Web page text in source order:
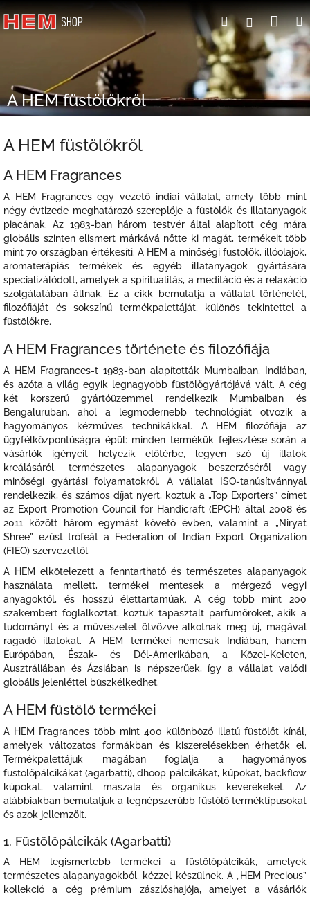
Keresés
A HEM füstölőkről
A HEM füstölőkről
A HEM Fragrances
A HEM Fragrances egy vezető indiai vállalat, amely több mint
négy évtizede meghatározó szereplője a füstölők és illatanyagok
piacának. Az 1983-ban három testvér által alapított cég mára
globális szinten elismert márkává nőtte ki magát, termékeit több
mint 70 országban értékesíti. A HEM a minőségi füstölők, illóolajok,
aromaterápiás termékek és egyéb illatanyagok gyártására
specializálódott, amelyek a spiritualitás, a meditáció és a relaxáció
szolgálatában állnak. Ez a cikk bemutatja a vállalat történetét,
filozófiáját és sokszínű termékpalettáját, különös tekintettel a
füstölőkre.
A HEM Fragrances története és filozófiája
A HEM Fragrances-t 1983-ban alapították Mumbaiban, Indiában,
és azóta a világ egyik legnagyobb füstölőgyártójává vált. A cég
két korszerű gyártóüzemmel rendelkezik Mumbaiban és
Bengaluruban, ahol a legmodernebb technológiát ötvözik a
hagyományos kézműves technikákkal. A HEM filozófiája az
ügyfélközpontúságra épül: minden termékük fejlesztése során a
vásárlók igényeit helyezik előtérbe, legyen szó új illatok
kreálásáról, természetes alapanyagok beszerzéséről vagy
minőségi gyártási folyamatokról. A vállalat ISO-tanúsítvánnyal
rendelkezik, és számos díjat nyert, köztük a „Top Exporters” címet
az Export Promotion Council for Handicraft (EPCH) által 2008 és
2011 között három egymást követő évben, valamint a „Niryat
Shree” ezüst trófeát a Federation of Indian Export Organization
(FIEO) szervezettől.
A HEM elkötelezett a fenntartható és természetes alapanyagok
használata mellett, termékei mentesek a mérgező vegyi
anyagoktól, és hosszú élettartamúak. A cég több mint 200
szakembert foglalkoztat, köztük tapasztalt parfümőröket, akik a
tudományt és a művészetet ötvözve alkotnak meg új, magával
ragadó illatokat. A HEM termékei nemcsak Indiában, hanem
Európában, Észak- és Dél-Amerikában, a Közel-Keleten,
Ausztráliában és Ázsiában is népszerűek, így a vállalat valódi
globális jelenléttel büszkélkedhet.
A HEM füstölő termékei
A HEM Fragrances több mint 400 különböző illatú füstölőt kínál,
amelyek változatos formákban és kiszerelésekben érhetők el.
Termékpalettájuk magában foglalja a hagyományos
füstölőpálcikákat (agarbatti), dhoop pálcikákat, kúpokat, backflow
kúpokat, valamint maszala és organikus keverékeket. Az
alábbiakban bemutatjuk a legnépszerűbb füstölő terméktípusokat
és azok jellemzőit.
1. Füstölőpálcikák (Agarbatti)
A HEM legismertebb termékei a füstölőpálcikák, amelyek
természetes alapanyagokból, kézzel készülnek. A „HEM Precious”
kollekció a cég prémium zászlóshajója, amelyet a vásárlók